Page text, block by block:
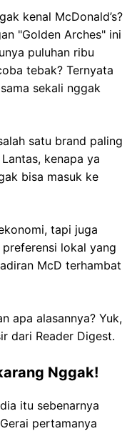
kenal McDonald’s?
"Golden Arches" ini
puluhan ribu
tebak? Ternyata
sekali nggak
satu brand paling
kenapa ya
bisa masuk ke
tapi juga
lokal yang
McD terhambat
apa alasannya? Yuk,
dari Reader Digest.
Nggak!
itu sebenarnya
pertamanya